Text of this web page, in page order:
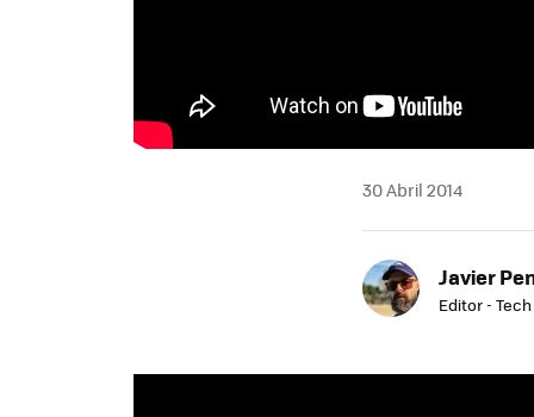
30 Abril 2014
Javier
Editor - Tech